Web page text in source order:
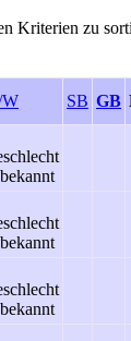
Kriterien zu
SB GB